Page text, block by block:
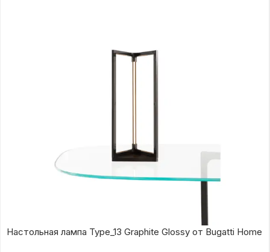
Настольная лампа Type_13 Graphite Glossy от Bugatti Home